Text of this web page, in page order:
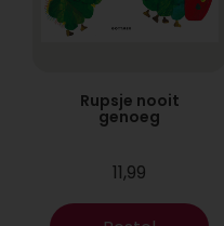
Rupsje nooit
genoeg
11,99